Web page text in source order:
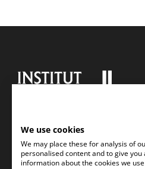
We use cookies
We may place these for analysis of
personalised content and to give
information about the cookies we